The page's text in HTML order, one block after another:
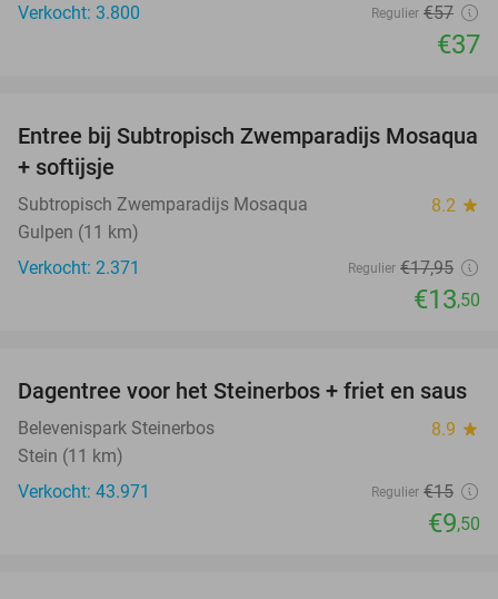
Verkocht: 3.800
Regulier €57
€37
25%
Entree bij Subtropisch Zwemparadijs Mosaqua
+ softijsje
Subtropisch Zwemparadijs Mosaqua 8.2 star
Gulpen (11 km)
Verkocht: 2.371
Regulier €17,95
€13,50
37%
Dagentree voor het Steinerbos + friet en saus
Belevenispark Steinerbos 8.9 star
Stein (11 km)
Verkocht: 43.971
Regulier €15
€9,50